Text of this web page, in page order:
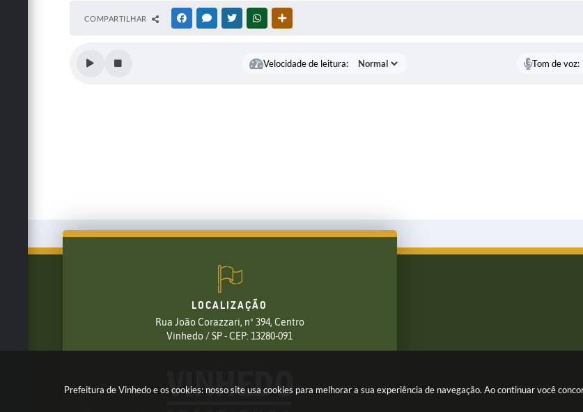
Prefeitura de Vinhedo e os cookies: nosso site usa cookies para melhorar a sua experiência de navegação. Ao continuar você
A dispõe sobre a nomeação de Comissão Especial de Chamamento Público com o objetivo de
denominado “Lanchonete do Campo da Capela”.
COMPARTILHAR FACEBOOKMESSENGER
TWITTERWHATSAPP
Velocidade de leitura: Tom de voz:
FALE CONOSCO
(19) 3826-7800
LOCALIZAÇÃO
Rua João Corazzari, nº 394, Centro
Vinhedo / SP - CEP: 13280-091